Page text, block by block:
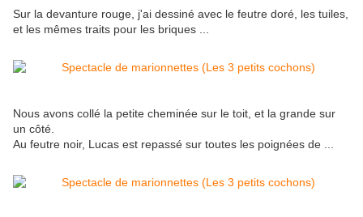
Sur la devanture rouge, j'ai dessiné avec le feutre doré, les tuiles,
et les mêmes traits pour les briques ...
Nous avons collé la petite cheminée sur le toit, et la grande sur
un côté.
Au feutre noir, Lucas est repassé sur toutes les poignées de ...